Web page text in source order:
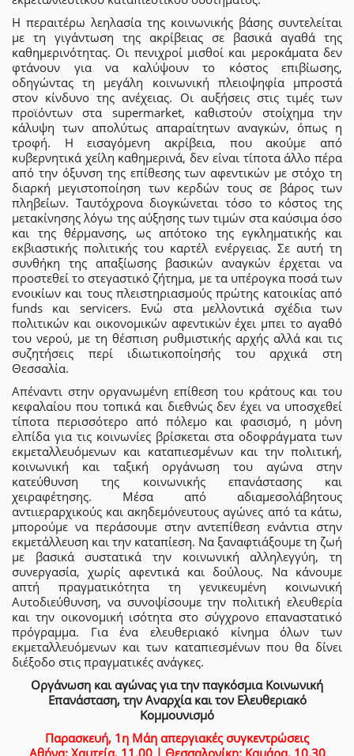
Η περαιτέρω λεηλασία της κοινωνικής βάσης συντελείται
με τη γιγάντωση της ακρίβειας σε βασικά αγαθά της
καθημερινότητας. Οι πενιχροί μισθοί και μεροκάματα δεν
φτάνουν για να καλύψουν το κόστος επιβίωσης,
οδηγώντας τη μεγάλη κοινωνική πλειοψηφία μπροστά
στον κίνδυνο της ανέχειας. Οι αυξήσεις στις τιμές των
προϊόντων στα supermarket, καθιστούν στοίχημα την
κάλυψη των απολύτως απαραίτητων αναγκών, όπως η
τροφή. Η εισαγόμενη ακρίβεια, που ακούμε από
κυβερνητικά χείλη καθημερινά, δεν είναι τίποτα άλλο πέρα
από την όξυνση της επίθεσης των αφεντικών με στόχο τη
διαρκή μεγιστοποίηση των κερδών τους σε βάρος των
πληβείων. Ταυτόχρονα διογκώνεται τόσο το κόστος της
μετακίνησης λόγω της αύξησης των τιμών στα καύσιμα όσο
και της θέρμανσης, ως απότοκο της εγκληματικής και
εκβιαστικής πολιτικής του καρτέλ ενέργειας. Σε αυτή τη
συνθήκη της απαξίωσης βασικών αναγκών έρχεται να
προστεθεί το στεγαστικό ζήτημα, με τα υπέρογκα ποσά των
ενοικίων και τους πλειστηριασμούς πρώτης κατοικίας από
funds και servicers. Ενώ στα μελλοντικά σχέδια των
πολιτικών και οικονομικών αφεντικών έχει μπει το αγαθό
του νερού, με τη θέσπιση ρυθμιστικής αρχής αλλά και τις
συζητήσεις περί ιδιωτικοποίησής του αρχικά στη
Θεσσαλία.
Απέναντι στην οργανωμένη επίθεση του κράτους και του
κεφαλαίου που τοπικά και διεθνώς δεν έχει να υποσχεθεί
τίποτα περισσότερο από πόλεμο και φασισμό, η μόνη
ελπίδα για τις κοινωνίες βρίσκεται στα οδοφράγματα των
εκμεταλλευόμενων και καταπιεσμένων και την πολιτική,
κοινωνική και ταξική οργάνωση του αγώνα στην
κατεύθυνση της κοινωνικής επανάστασης και
χειραφέτησης. Μέσα από αδιαμεσολάβητους
αντιιεραρχικούς και ακηδεμόνευτους αγώνες από τα κάτω,
μπορούμε να περάσουμε στην αντεπίθεση ενάντια στην
εκμετάλλευση και την καταπίεση. Να ξαναφτιάξουμε τη ζωή
με βασικά συστατικά την κοινωνική αλληλεγγύη, τη
συνεργασία, χωρίς αφεντικά και δούλους. Να κάνουμε
απτή πραγματικότητα τη γενικευμένη κοινωνική
Αυτοδιεύθυνση, να συνοψίσουμε την πολιτική ελευθερία
και την οικονομική ισότητα στο σύγχρονο επαναστατικό
πρόγραμμα. Για ένα ελευθεριακό κίνημα όλων των
εκμεταλλευόμενων και των καταπιεσμένων που θα δίνει
διέξοδο στις πραγματικές ανάγκες.
Οργάνωση και αγώνας για την παγκόσμια Κοινωνική
Επανάσταση, την Αναρχία και τον Ελευθεριακό
Κομμουνισμό
Παρασκευή, 1η Μάη απεργιακές συγκεντρώσεις